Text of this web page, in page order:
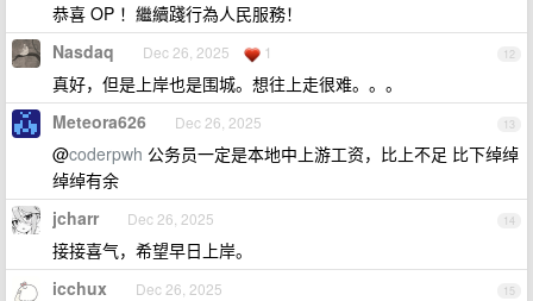
恭喜 OP ！繼續踐行為人民服務！
12
Nasdaq Dec 26, 2025 1
真好，但是上岸也是围城。想往上走很难。。。
13
Meteora626 Dec 26, 2025
@coderpwh 公务员一定是本地中上游工资，比上不足 比下绰绰
绰绰有余
14
jcharr Dec 26, 2025
接接喜气，希望早日上岸。
15
icchux Dec 26, 2025